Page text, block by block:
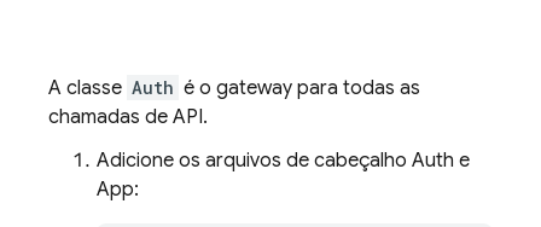
A classe Auth é o gateway para todas as
chamadas de API.
Adicione os arquivos de cabeçalho Auth e
App: